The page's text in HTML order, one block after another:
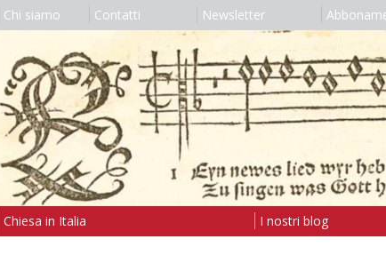
Chi siamo Contatti Newsletter
Chiesa in Italia I nostri blog